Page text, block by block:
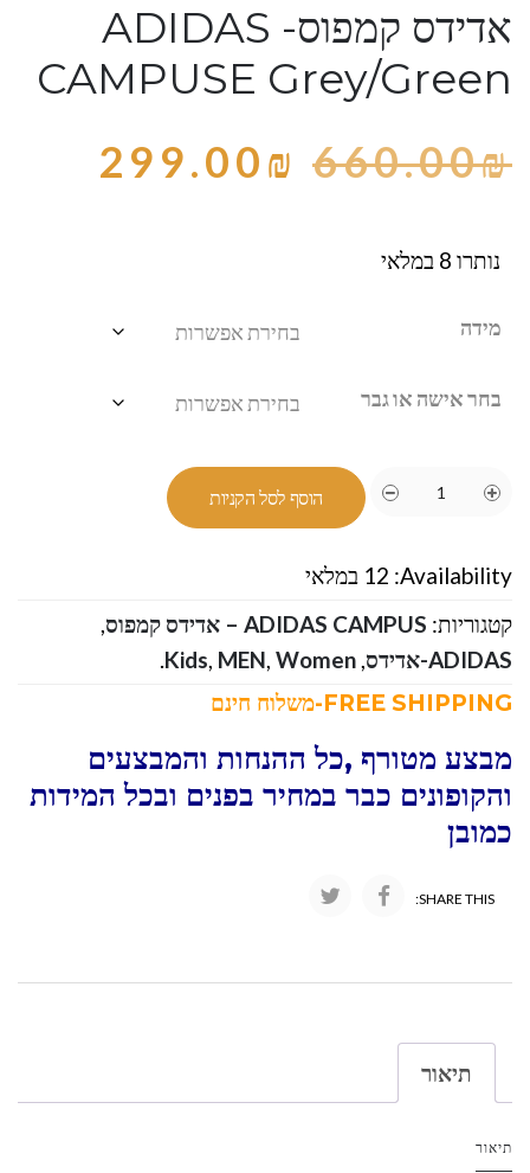
אדידס קמפוס- ADIDAS
CAMPUSE Grey/Green
660.00₪
299.00₪
נותרו 8 במלאי
מידה
בחר אישה או גבר
הוסף לסל הקניות
Availability: 12 במלאי
קטגוריות: ADIDAS CAMPUS – אדידס קמפוס
,
ADIDAS-אדידס
,
Kids, MEN, Women
.
FREE SHIPPING-משלוח חינם
מבצע מטורף ,כל ההנחות והמבצעים
והקופונים כבר במחיר בפנים ובכל המידות
כמובן
SHARE THIS:
תיאור
תיאור